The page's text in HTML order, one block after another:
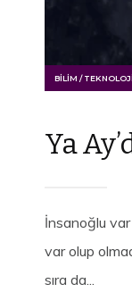
BILIM / TEKNOLOJI
Ya
İnsanoğlu
var olup
sıra da...